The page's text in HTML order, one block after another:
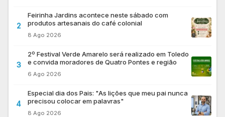
2
Feirinha Jardins acontece neste sábado com
produtos artesanais do café colonial
8 Ago 2026
3
2º Festival Verde Amarelo será realizado em Toledo
e convida moradores de Quatro Pontes e região
6 Ago 2026
4
Especial dia dos Pais: "As lições que meu pai nunca
precisou colocar em palavras"
8 Ago 2026